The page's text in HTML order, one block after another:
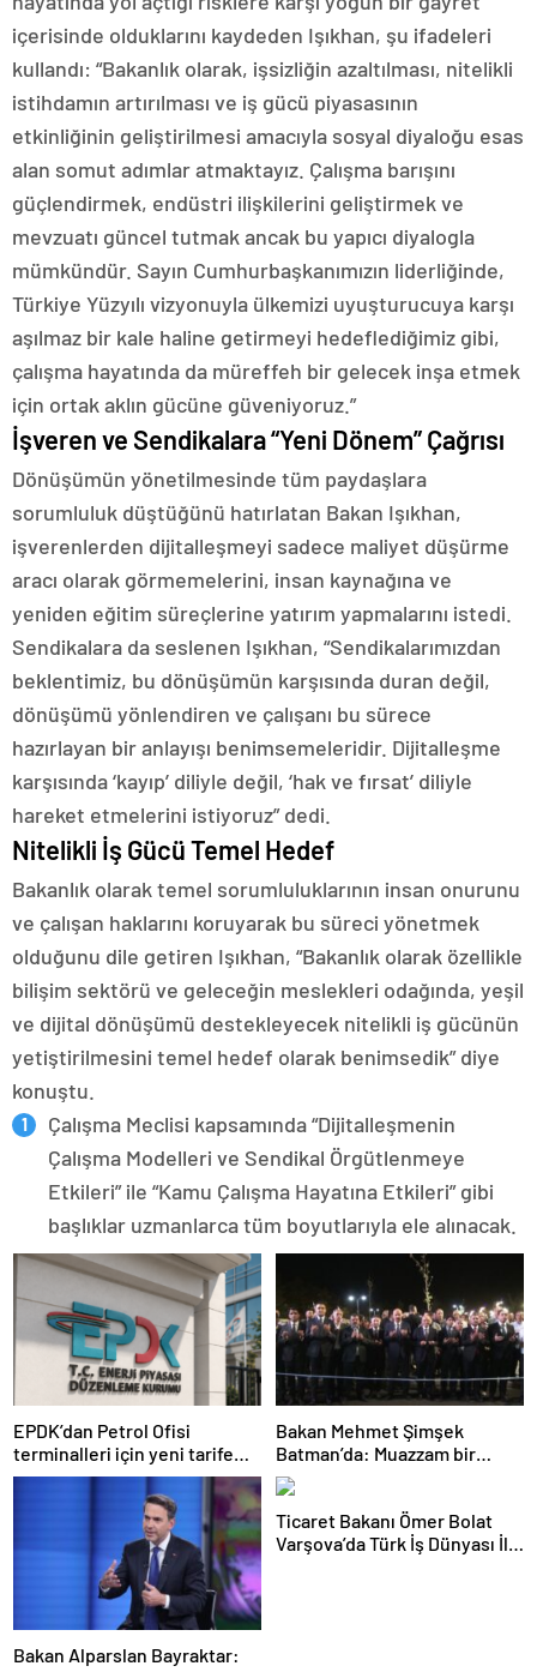
içerisinde olduklarını kaydeden Işıkhan, şu ifadeleri
kullandı: “Bakanlık olarak, işsizliğin azaltılması, nitelikli
istihdamın artırılması ve iş gücü piyasasının
etkinliğinin geliştirilmesi amacıyla sosyal diyaloğu esas
alan somut adımlar atmaktayız. Çalışma barışını
güçlendirmek, endüstri ilişkilerini geliştirmek ve
mevzuatı güncel tutmak ancak bu yapıcı diyalogla
mümkündür. Sayın Cumhurbaşkanımızın liderliğinde,
Türkiye Yüzyılı vizyonuyla ülkemizi uyuşturucuya karşı
aşılmaz bir kale haline getirmeyi hedeflediğimiz gibi,
çalışma hayatında da müreffeh bir gelecek inşa etmek
için ortak aklın gücüne güveniyoruz.”
İşveren ve Sendikalara “Yeni Dönem” Çağrısı
Dönüşümün yönetilmesinde tüm paydaşlara
sorumluluk düştüğünü hatırlatan Bakan Işıkhan,
işverenlerden dijitalleşmeyi sadece maliyet düşürme
aracı olarak görmemelerini, insan kaynağına ve
yeniden eğitim süreçlerine yatırım yapmalarını istedi.
Sendikalara da seslenen Işıkhan, “Sendikalarımızdan
beklentimiz, bu dönüşümün karşısında duran değil,
dönüşümü yönlendiren ve çalışanı bu sürece
hazırlayan bir anlayışı benimsemeleridir. Dijitalleşme
karşısında ‘kayıp’ diliyle değil, ‘hak ve fırsat’ diliyle
hareket etmelerini istiyoruz” dedi.
Nitelikli İş Gücü Temel Hedef
Bakanlık olarak temel sorumluluklarının insan onurunu
ve çalışan haklarını koruyarak bu süreci yönetmek
olduğunu dile getiren Işıkhan, “Bakanlık olarak özellikle
bilişim sektörü ve geleceğin meslekleri odağında, yeşil
ve dijital dönüşümü destekleyecek nitelikli iş gücünün
yetiştirilmesini temel hedef olarak benimsedik” diye
konuştu.
Çalışma Meclisi kapsamında “Dijitalleşmenin
Çalışma Modelleri ve Sendikal Örgütlenmeye
Etkileri” ile “Kamu Çalışma Hayatına Etkileri” gibi
başlıklar uzmanlarca tüm boyutlarıyla ele alınacak.
EPDK’dan Petrol Ofisi
terminalleri için yeni tarife
kararı
Bakan Mehmet Şimşek
Batman’da: Muazzam bir
hizmet fırtınası var
Bakan Alparslan Bayraktar:
Ticaret Bakanı Ömer Bolat
Varşova’da Türk İş Dünyası İle